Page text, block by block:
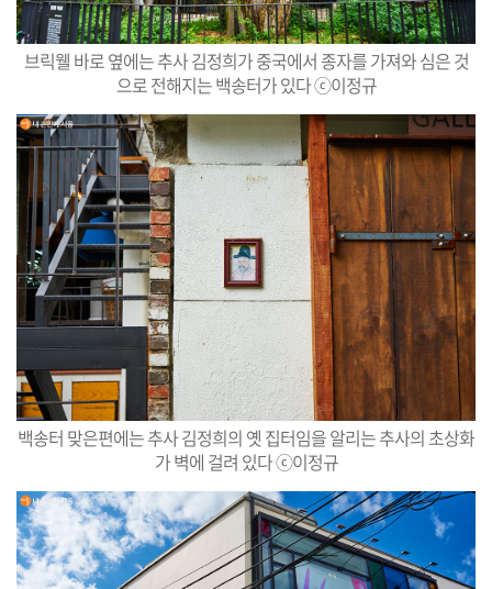
브릭웰 바로 옆에는 추사 김정희가 중국에서 종자를 가져와 심은 것
으로 전해지는 백송터가 있다 ⓒ이정규
백송터 맞은편에는 추사 김정희의 옛 집터임을 알리는 추사의 초상화
가 벽에 걸려 있다 ⓒ이정규